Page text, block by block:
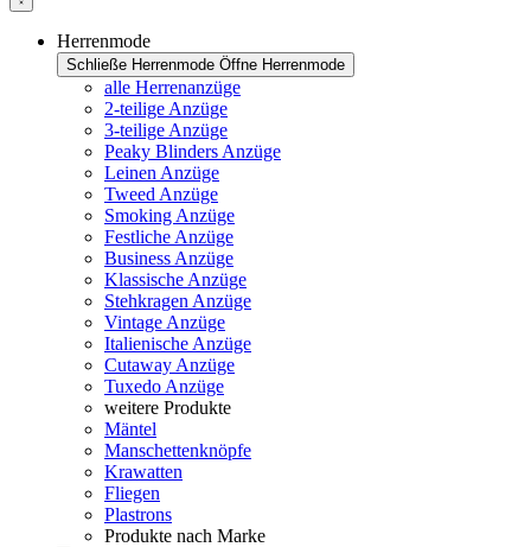
Herrenmode
Schließe Herrenmode Öffne Herrenmode
alle Herrenanzüge
2-teilige Anzüge
3-teilige Anzüge
Peaky Blinders Anzüge
Leinen Anzüge
Tweed Anzüge
Smoking Anzüge
Festliche Anzüge
Business Anzüge
Klassische Anzüge
Stehkragen Anzüge
Vintage Anzüge
Italienische Anzüge
Cutaway Anzüge
Tuxedo Anzüge
weitere Produkte
Mäntel
Manschettenknöpfe
Krawatten
Fliegen
Plastrons
Produkte nach Marke